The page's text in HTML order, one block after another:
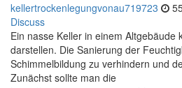
kellertrockenlegungvonau719723
Discuss
Ein nasse Keller in einem Altgebäude
darstellen. Die Sanierung der
Schimmelbildung zu verhindern und
Zunächst sollte man die